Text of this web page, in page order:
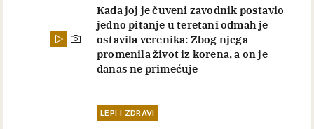
Kada joj je čuveni zavodnik postavio
jedno pitanje u teretani odmah je
ostavila verenika: Zbog njega
promenila život iz korena, a on je
danas ne primećuje
LEPI I ZDRAVI